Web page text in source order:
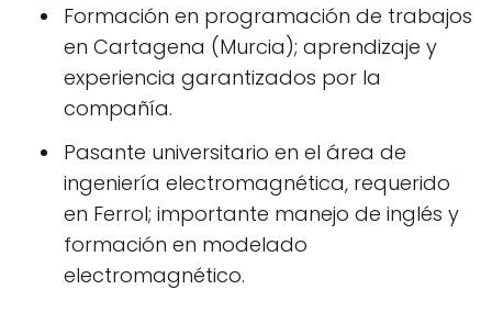
Formación en programación de trabajos
en Cartagena (Murcia); aprendizaje y
experiencia garantizados por la
compañía.
Pasante universitario en el área de
ingeniería electromagnética, requerido
en Ferrol; importante manejo de inglés y
formación en modelado
electromagnético.